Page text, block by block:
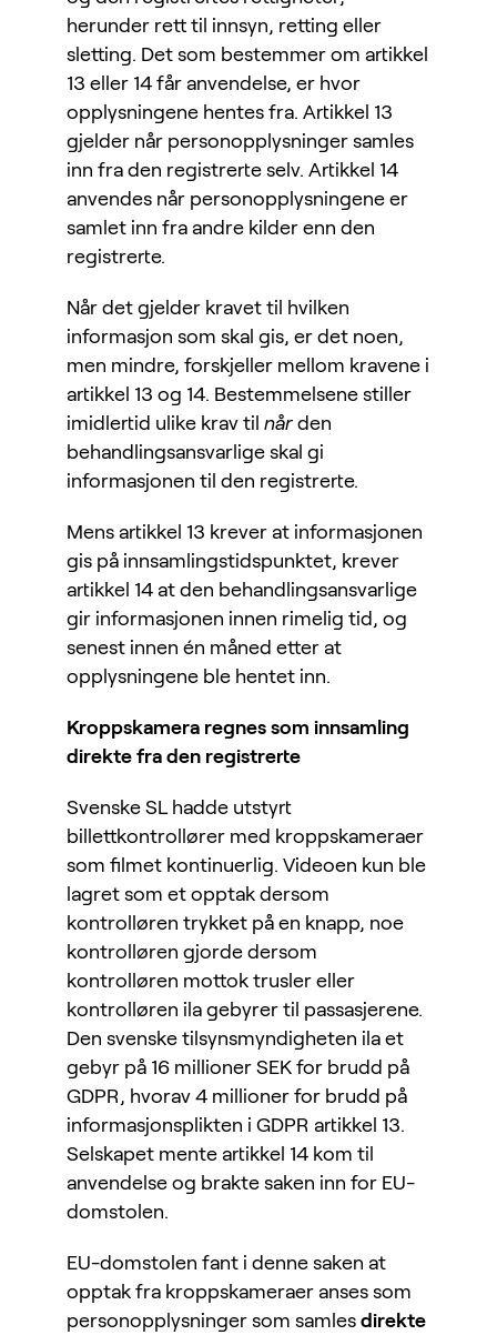
herunder rett til innsyn, retting eller
sletting. Det som bestemmer om artikkel
13 eller 14 får anvendelse, er hvor
opplysningene hentes fra. Artikkel 13
gjelder når personopplysninger samles
inn fra den registrerte selv. Artikkel 14
anvendes når personopplysningene er
samlet inn fra andre kilder enn den
registrerte.
Når det gjelder kravet til hvilken
informasjon som skal gis, er det noen,
men mindre, forskjeller mellom kravene i
artikkel 13 og 14. Bestemmelsene stiller
imidlertid ulike krav til når den
behandlingsansvarlige skal gi
informasjonen til den registrerte.
Mens artikkel 13 krever at informasjonen
gis på innsamlingstidspunktet, krever
artikkel 14 at den behandlingsansvarlige
gir informasjonen innen rimelig tid, og
senest innen én måned etter at
opplysningene ble hentet inn.
Kroppskamera regnes som innsamling
direkte fra den registrerte
Svenske SL hadde utstyrt
billettkontrollører med kroppskameraer
som filmet kontinuerlig. Videoen kun ble
lagret som et opptak dersom
kontrolløren trykket på en knapp, noe
kontrolløren gjorde dersom
kontrolløren mottok trusler eller
kontrolløren ila gebyrer til passasjerene.
Den svenske tilsynsmyndigheten ila et
gebyr på 16 millioner SEK for brudd på
GDPR, hvorav 4 millioner for brudd på
informasjonsplikten i GDPR artikkel 13.
Selskapet mente artikkel 14 kom til
anvendelse og brakte saken inn for EU-
domstolen.
EU-domstolen fant i denne saken at
opptak fra kroppskameraer anses som
personopplysninger som samles direkte